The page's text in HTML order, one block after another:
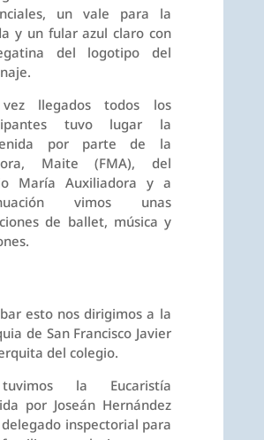
un vale para la
y un fular azul claro con
del logotipo del
llegados todos los
tuvo lugar la
por parte de la
Maite (FMA), del
María Auxiliadora y a
vimos unas
de ballet, música y
esto nos dirigimos a la
de San Francisco Javier
del colegio.
la Eucaristía
por Joseán Hernández
delegado inspectorial para